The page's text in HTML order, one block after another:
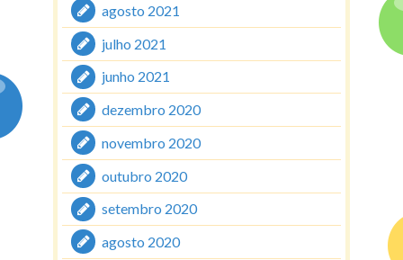
agosto 2021
julho 2021
junho 2021
dezembro 2020
novembro 2020
outubro 2020
setembro 2020
agosto 2020